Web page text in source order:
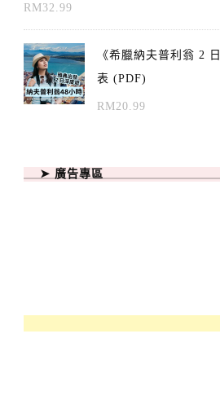
RM32.99
《希臘納夫普利翁 2
表 (PDF)
RM20.99
➤ 廣告專區